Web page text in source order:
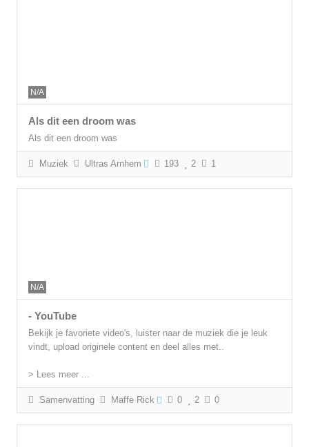
N/A
Als dit een droom was
Als dit een droom was
Muziek Ultras Arnhem 193 2 1
N/A
- YouTube
Bekijk je favoriete video's, luister naar de muziek die je leuk
vindt, upload originele content en deel alles met..
> Lees meer ...
Samenvatting Maffe Rick 0 2 0